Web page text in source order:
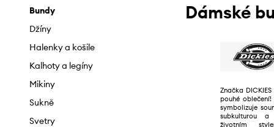
Bundy
Džíny
Halenky a košile
Kalhoty a legíny
Mikiny
Sukně
Svetry
Dámské
Značka
pouhé
symbolizuje
subkulturou a
životním